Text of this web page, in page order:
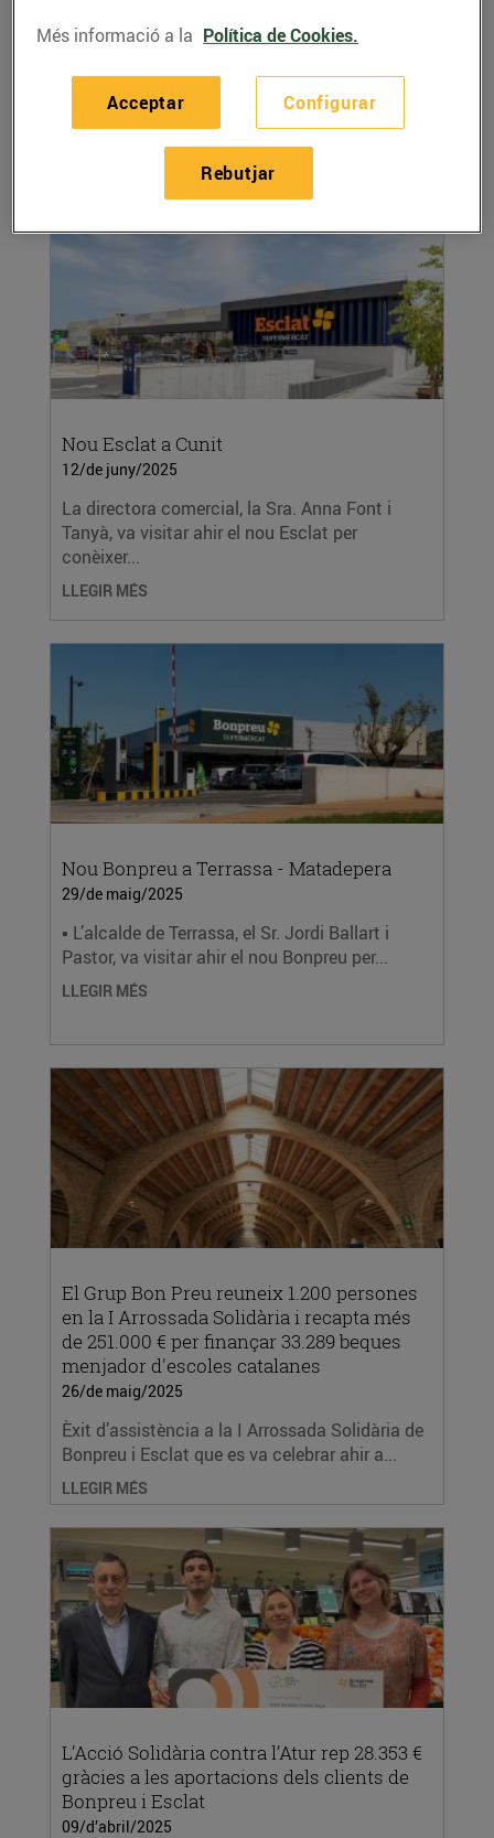
Arms 25.569€ gràcies a les aportacions
24/de setembre/2025
La recaptació s’ha portat a terme a través de
l’Arrodoniment Solidari als establiments del...
Nou Esclat a Cunit
12/de juny/2025
La directora comercial, la Sra. Anna Font i
Tanyà, va visitar ahir el nou Esclat per
conèixer...
LLEGIR MÉS
Nou Bonpreu a Terrassa - Matadepera
29/de maig/2025
▪ L’alcalde de Terrassa, el Sr. Jordi Ballart i
Pastor, va visitar ahir el nou Bonpreu per...
LLEGIR MÉS
El Grup Bon Preu reuneix 1.200 persones
en la I Arrossada Solidària i recapta més
de 251.000 € per finançar 33.289 beques
menjador d'escoles catalanes
26/de maig/2025
Èxit d’assistència a la I Arrossada Solidària de
Bonpreu i Esclat que es va celebrar ahir a...
LLEGIR MÉS
L’Acció Solidària contra l’Atur rep 28.353 €
gràcies a les aportacions dels clients de
Bonpreu i Esclat
09/d’abril/2025
Més informació a la Política de Cookies.
Configurar
Rebutjar
Acceptar